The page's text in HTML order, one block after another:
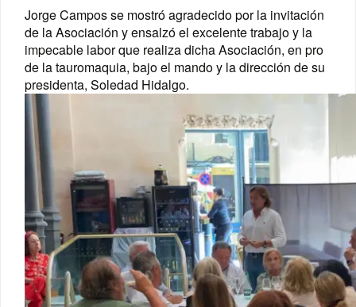
Jorge Campos se mostró agradecido por la invitación
de la Asociación y ensalzó el excelente trabajo y la
impecable labor que realiza dicha Asociación, en pro
de la tauromaquia, bajo el mando y la dirección de su
presidenta, Soledad Hidalgo.